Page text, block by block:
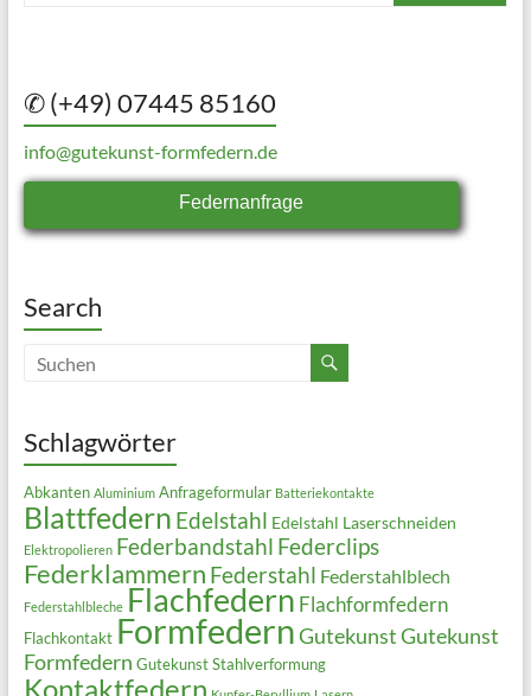
✆ (+49) 07445 85160
info@gutekunst-formfedern.de
Federnanfrage
Search
Schlagwörter
Abkanten Aluminium Anfrageformular Batteriekontakte
Blattfedern Edelstahl Edelstahl Laserschneiden
Elektropolieren Federbandstahl Federclips
Federklammern Federstahl Federstahlblech
Federstahlbleche Flachfedern Flachformfedern
Flachkontakt FormfedernGutekunstGutekunst
Formfedern Gutekunst Stahlverformung
Kontaktfedern